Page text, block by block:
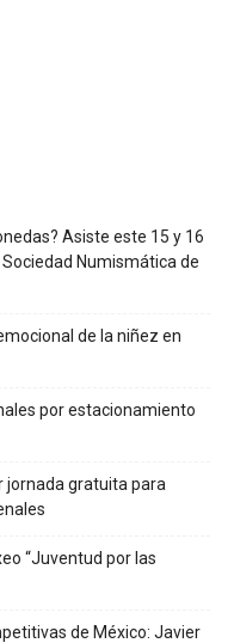
Asiste este 15 y 16
Numismática de
de la niñez en
por estacionamiento
jornada gratuita para
“Juventud por las
de México: Javier